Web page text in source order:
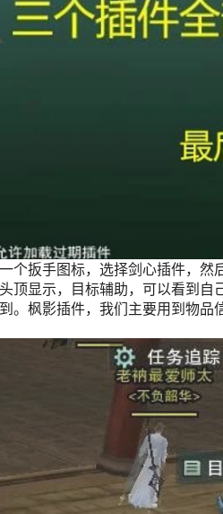
个扳手图标，选择剑心插件，
顶显示，目标辅助，可以看到
。枫影插件，我们主要用到物品